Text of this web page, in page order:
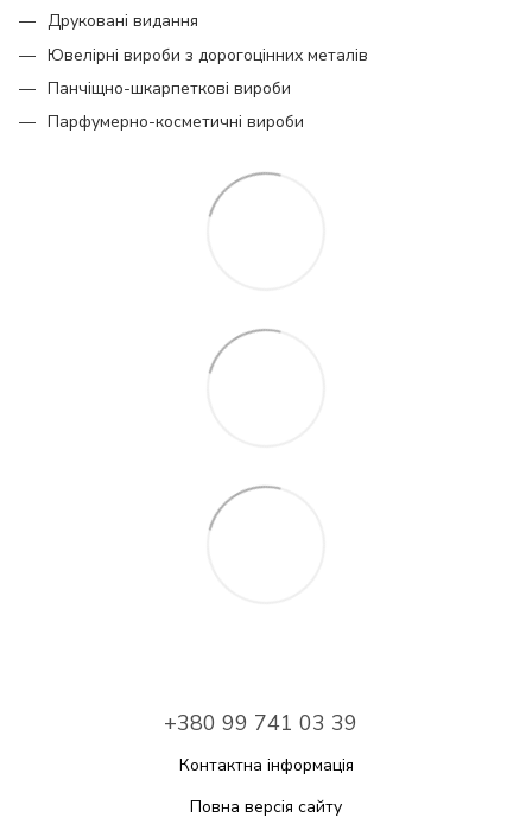
Друковані видання
Ювелірні вироби з дорогоцінних металів
Панчіщно-шкарпеткові вироби
Парфумерно-косметичні вироби
+380 99 741 03 39
Контактна інформація
Повна версія сайту